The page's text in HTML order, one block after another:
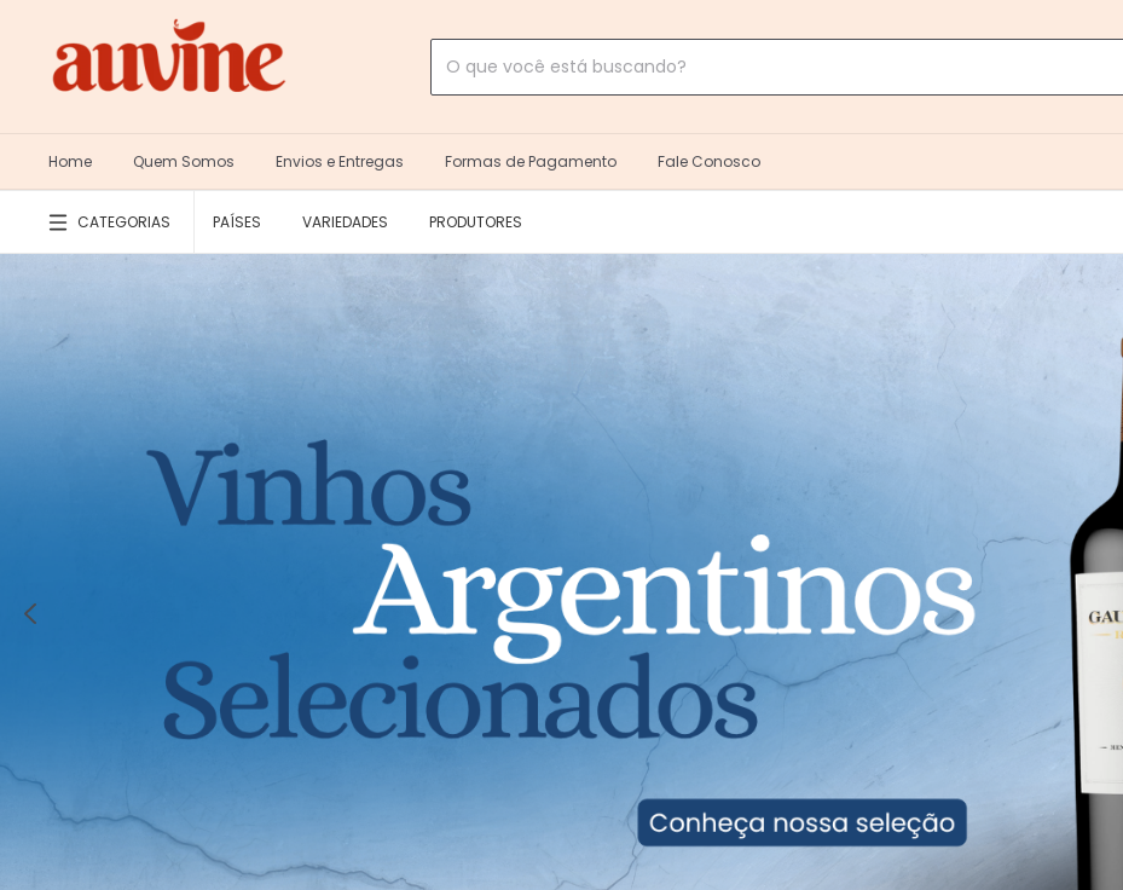
Home Quem Somos Envios e Entregas Formas de Pagamento Fale Conosco
CATEGORIAS PAÍSES VARIEDADES PRODUTORES